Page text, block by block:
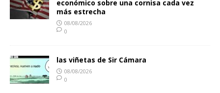
económico sobre una cornisa cada vez
más estrecha
08/08/2026
0
las viñetas de Sir Cámara
08/08/2026
0